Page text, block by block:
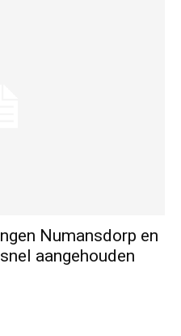
Numansdorp en
aangehouden